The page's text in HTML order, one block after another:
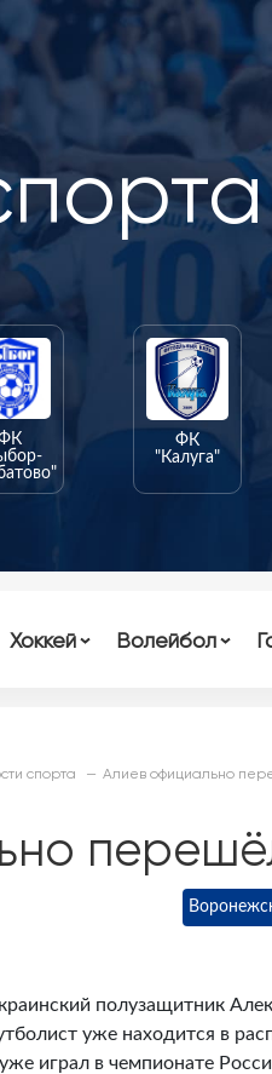
ФК
"Калуга"
Хоккей Волейбол
спорта Алиев официально
полузащитник
уже находится в
играл в чемпионате